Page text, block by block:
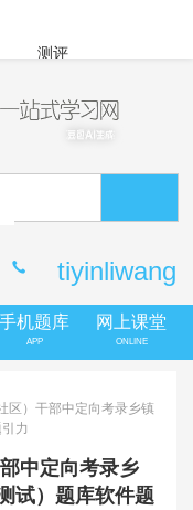
测评
tiyinliwang
手机题库
APP
网上课堂
ONLINE
区）干部中定向考录乡镇
力
中定向考录乡
试）题库软件题